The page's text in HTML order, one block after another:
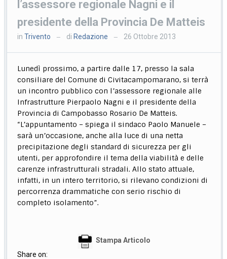
l’assessore regionale Nagni e il
presidente della Provincia De Matteis
inTrivento — di Redazione — 26 Ottobre 2013
Lunedì prossimo, a partire dalle 17, presso la sala
consiliare del Comune di Civitacampomarano, si terrà
un incontro pubblico con l’assessore regionale alle
Infrastrutture Pierpaolo Nagni e il presidente della
Provincia di Campobasso Rosario De Matteis.
“L’appuntamento – spiega il sindaco Paolo Manuele –
sarà un’occasione, anche alla luce di una netta
precipitazione degli standard di sicurezza per gli
utenti, per approfondire il tema della viabilità e delle
carenze infrastrutturali stradali. Allo stato attuale,
infatti, in un intero territorio, si rilevano condizioni di
percorrenza drammatiche con serio rischio di
completo isolamento”.
Stampa Articolo
Share on: